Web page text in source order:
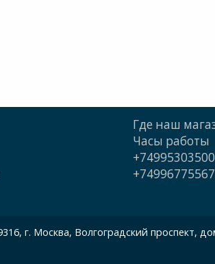
Где наш
Часы работы
+74995303500
+74996775567
г. Москва, Волгоградский проспект,